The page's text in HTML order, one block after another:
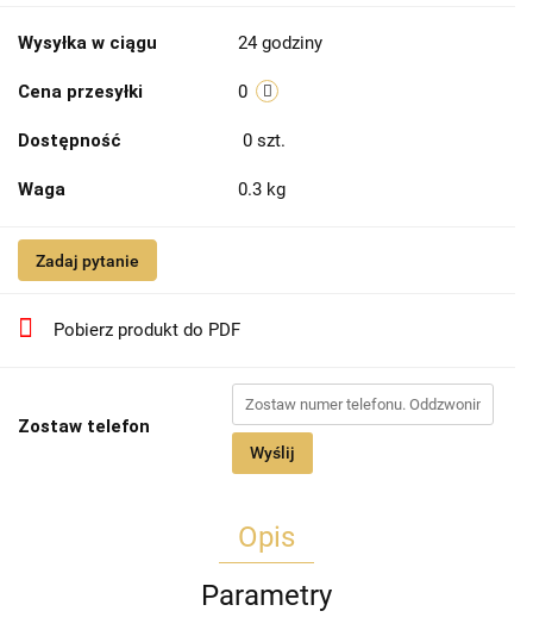
Wysyłka w ciągu 24 godziny
Cena przesyłki 0
Dostępność 0 szt.
Waga 0.3 kg
Zadaj pytanie
Pobierz produkt do PDF
Zostaw telefon
Wyślij
Opis
Parametry